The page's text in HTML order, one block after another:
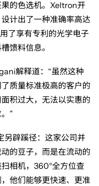
的色选机。 Xeltron开
计出了一种准确率高达
了享有专利的光学电子
馈料信息。
解释道：“虽然这种
质量标准极高的客户的
积过大，无法以实惠的
”
另辟蹊径：这家公司并
的豆子，而是在流动的
相机， 360°全方位查
他们能够更快速、更准